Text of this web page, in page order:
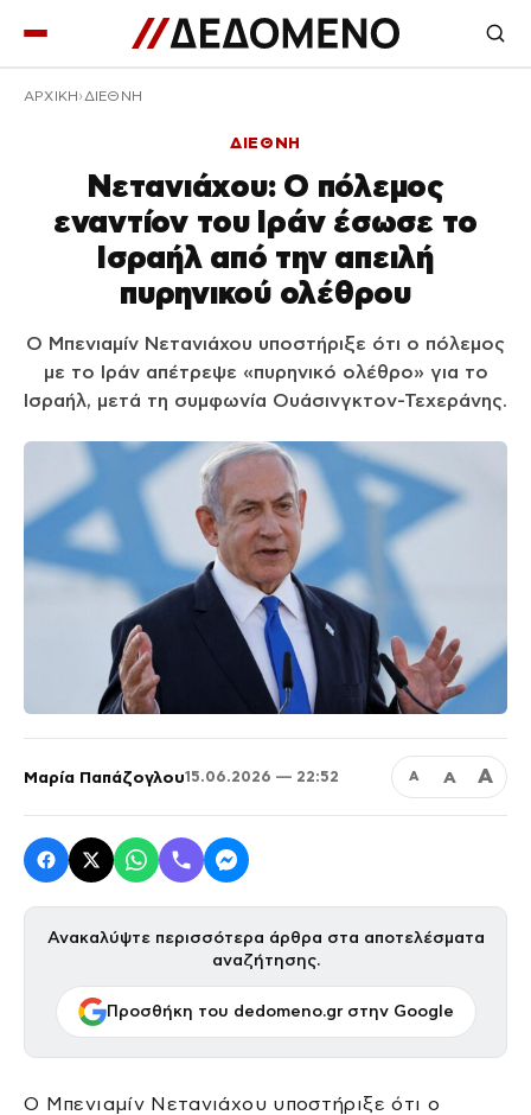
ΑΡΧΙΚΉ ΔΙΕΘΝΗ
ΔΙΕΘΝΗ
Νετανιάχου: Ο πόλεμος
εναντίον του Ιράν έσωσε το
Ισραήλ από την απειλή
πυρηνικού ολέθρου
Ο Μπενιαμίν Νετανιάχου υποστήριξε ότι ο πόλεμος
με το Ιράν απέτρεψε «πυρηνικό ολέθρο» για το
Ισραήλ, μετά τη συμφωνία Ουάσινγκτον-Τεχεράνης.
Μαρία Παπάζογλου15.06.2026 — 22:52 Α Α Α
Ανακαλύψτε περισσότερα άρθρα στα αποτελέσματα
αναζήτησης.
Προσθήκη του dedomeno.gr στην Google
Ο Μπενιαμίν Νετανιάχου υποστήριξε ότι ο